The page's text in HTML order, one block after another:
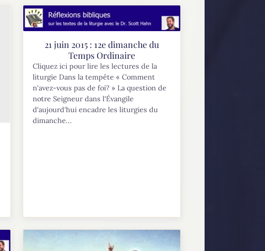
21 juin 2015 : 12e dimanche du
Temps Ordinaire
Cliquez ici pour lire les lectures de la
liturgie Dans la tempête « Comment
n'avez-vous pas de foi? » La question de
notre Seigneur dans l'Évangile
d'aujourd'hui encadre les liturgies du
dimanche...